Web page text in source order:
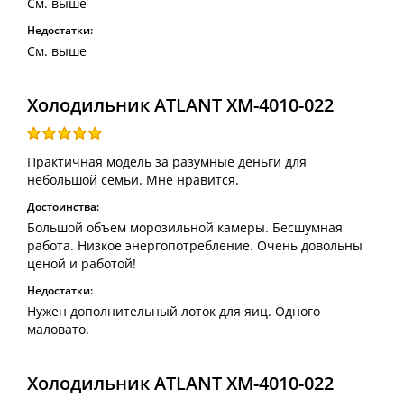
Недостатки:
См. выше
Холодильник ATLANT ХМ-4010-022
Практичная модель за разумные деньги для
небольшой семьи. Мне нравится.
Достоинства:
Большой объем морозильной камеры. Бесшумная
работа. Низкое энергопотребление. Очень довольны
ценой и работой!
Недостатки:
Нужен дополнительный лоток для яиц. Одного
маловато.
Холодильник ATLANT ХМ-4010-022